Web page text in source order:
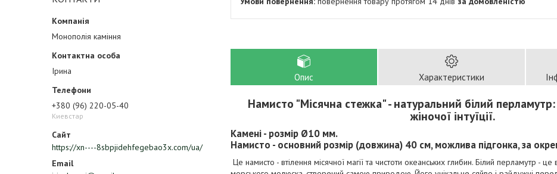
Монополія каміння
Ірина
+380 (96) 220-05-40
Киевстар
https://xn----8sbpjidehfegebao3x.com/ua/
Опис Характеристики
Намисто "Місячна стежка" - натуральний білий перламутр:
жіночої інтуїції.
Камені - розмір Ø10 мм.
Намисто - основний розмір (довжина) 40 см, можлива підгонка, за
Це намисто - втілення місячної магії та чистоти океанських глибин. Білий перламутр -